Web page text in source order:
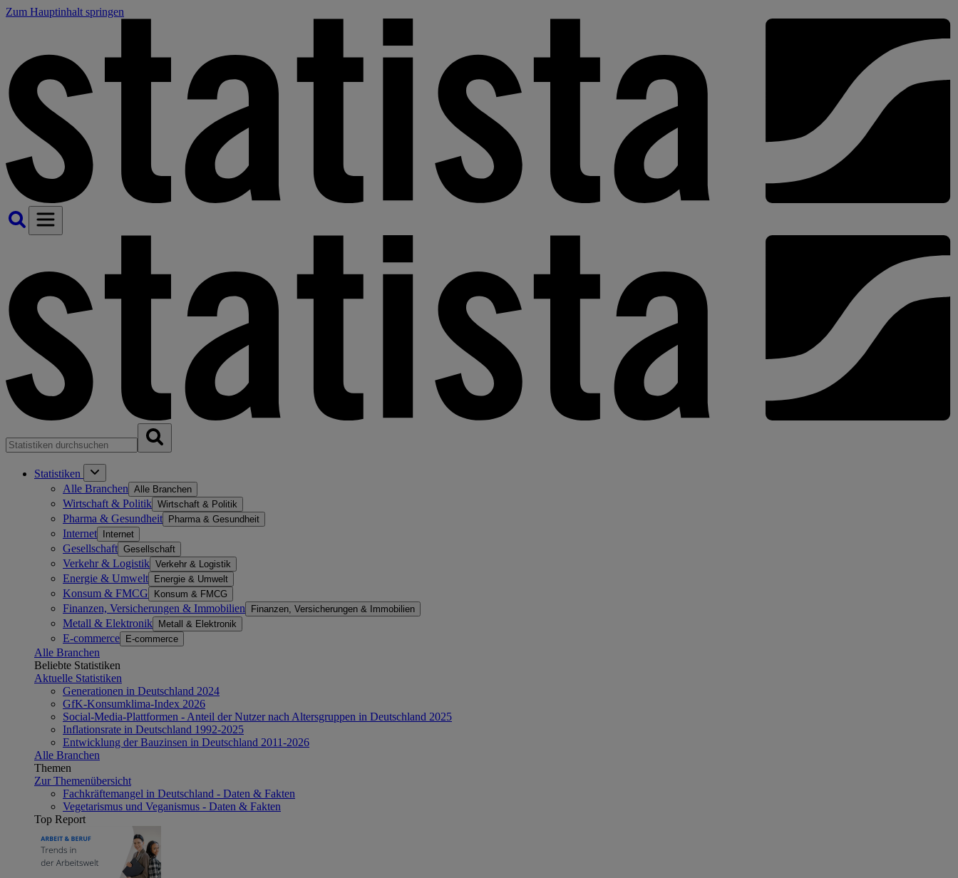
Zum Hauptinhalt springen
Statistiken
Alle Branchen Alle Branchen
Wirtschaft & Politik Wirtschaft & Politik
Pharma & Gesundheit Pharma & Gesundheit
Internet Internet
Gesellschaft Gesellschaft
Verkehr & Logistik Verkehr & Logistik
Energie & Umwelt Energie & Umwelt
Konsum & FMCG Konsum & FMCG
Finanzen, Versicherungen & Immobilien Finanzen, Versicherungen & Immobilien
Metall & Elektronik Metall & Elektronik
E-commerce E-commerce
Alle Branchen
Beliebte Statistiken
Aktuelle Statistiken
Generationen in Deutschland 2024
GfK-Konsumklima-Index 2026
Social-Media-Plattformen - Anteil der Nutzer nach Altersgruppen in Deutschland 2025
Inflationsrate in Deutschland 1992-2025
Entwicklung der Bauzinsen in Deutschland 2011-2026
Alle Branchen
Themen
Zur Themenübersicht
Fachkräftemangel in Deutschland - Daten & Fakten
Vegetarismus und Veganismus - Daten & Fakten
Top Report